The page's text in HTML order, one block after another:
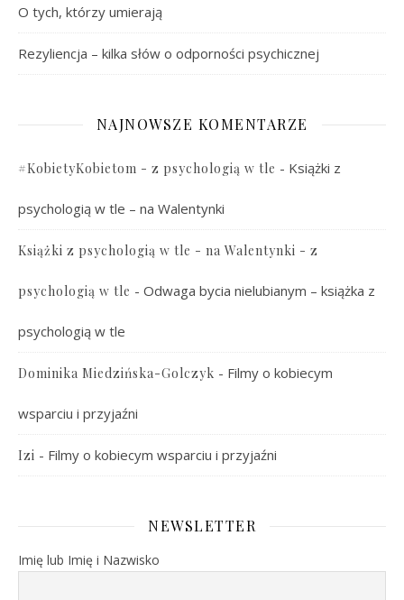
O tych, którzy umierają
Rezyliencja – kilka słów o odporności psychicznej
NAJNOWSZE KOMENTARZE
#KobietyKobietom - z psychologią w tle - Książki z
psychologią w tle – na Walentynki
Książki z psychologią w tle - na Walentynki - z
psychologią w tle - Odwaga bycia nielubianym – książka z
psychologią w tle
Dominika Miedzińska-Golczyk - Filmy o kobiecym
wsparciu i przyjaźni
Izi - Filmy o kobiecym wsparciu i przyjaźni
NEWSLETTER
Imię lub Imię i Nazwisko